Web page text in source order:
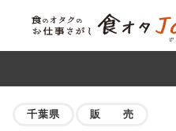
千葉県 販 売